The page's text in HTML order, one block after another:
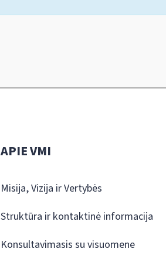
APIE VMI
Misija, Vizija ir Vertybės
Struktūra ir kontaktinė informacija
Konsultavimasis su visuomene